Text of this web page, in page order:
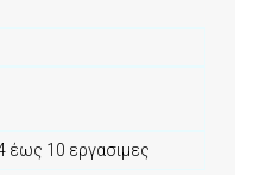
έως 10 εργασιμες